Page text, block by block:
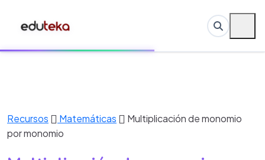
Recursos Matemáticas
Multiplicación de monomio
por monomio